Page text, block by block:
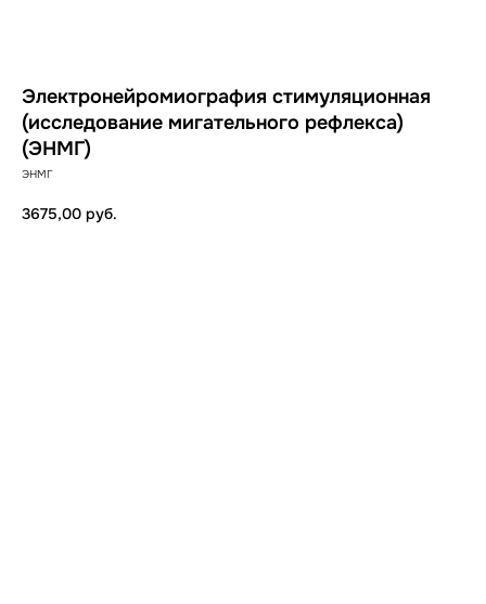
Электронейромиография стимуляционная
(исследование мигательного рефлекса)
(ЭНМГ)
ЭНМГ
3675,00 руб.